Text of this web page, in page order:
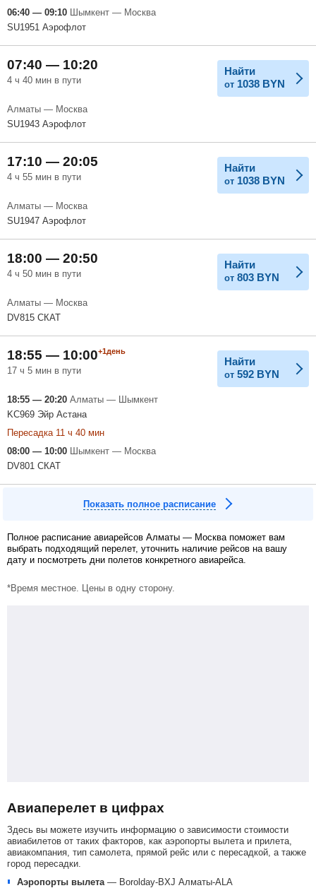
06:40 — 09:10 Шымкент — Москва
SU1951 Аэрофлот
07:40 — 10:20
4 ч 40 мин в пути
Найти
от 1038 BYN
Алматы — Москва
SU1943 Аэрофлот
17:10 — 20:05
4 ч 55 мин в пути
Найти
от 1038 BYN
Алматы — Москва
SU1947 Аэрофлот
18:00 — 20:50
4 ч 50 мин в пути
Найти
от 803 BYN
Алматы — Москва
DV815 СКАТ
18:55 — 10:00+1день
17 ч 5 мин в пути
Найти
от 592 BYN
18:55 — 20:20 Алматы — Шымкент
KC969 Эйр Астана
Пересадка 11 ч 40 мин
08:00 — 10:00 Шымкент — Москва
DV801 СКАТ
Показать полное расписание
Полное расписание авиарейсов Алматы — Москва поможет вам
выбрать подходящий перелет, уточнить наличие рейсов на вашу
дату и посмотреть дни полетов конкретного авиарейса.
*Время местное. Цены в одну сторону.
Авиаперелет в цифрах
Здесь вы можете изучить информацию о зависимости стоимости
авиабилетов от таких факторов, как аэропорты вылета и прилета,
авиакомпания, тип самолета, прямой рейс или с пересадкой, а также
город пересадки.
Аэропорты вылета — Borolday-BXJ Алматы-ALA